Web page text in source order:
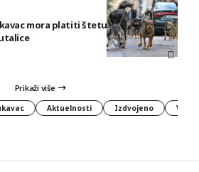
mora platiti štetu na vozilu koju
Prikaži više
Aktuelnosti Izdvojeno